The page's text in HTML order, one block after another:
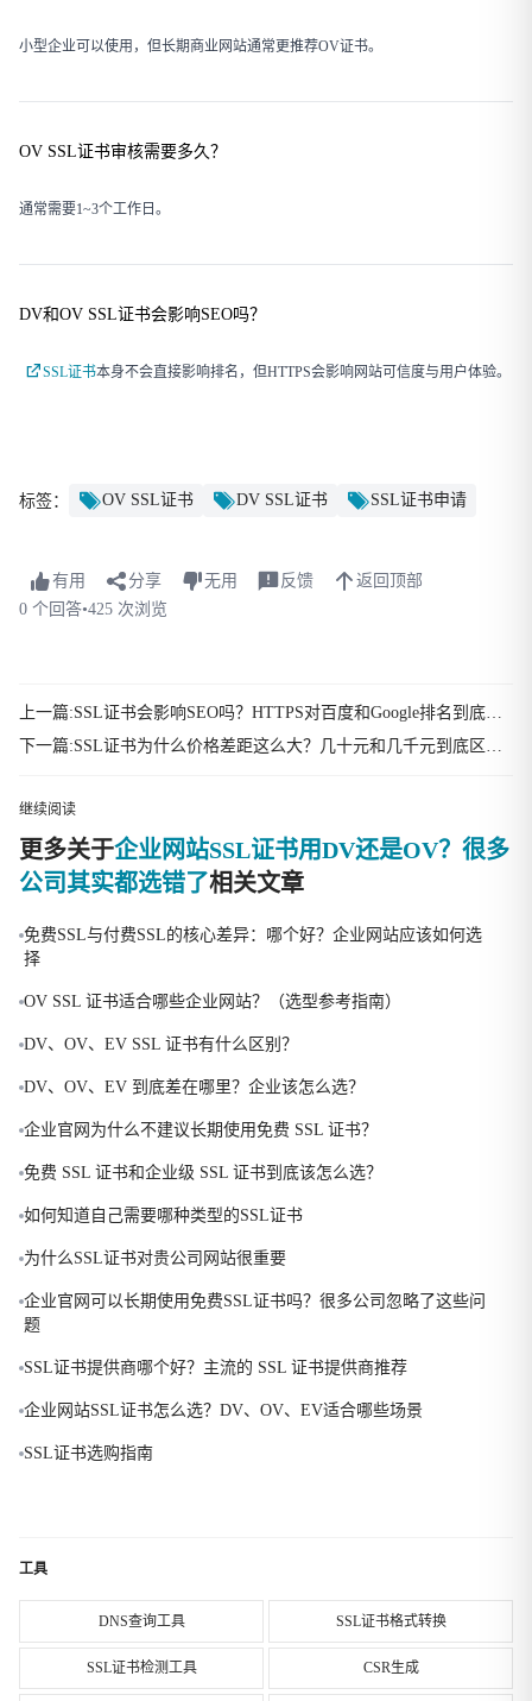
小型企业可以使用，但长期商业网站通常更推荐OV证书。
OV SSL证书审核需要多久？
通常需要1~3个工作日。
DV和OV SSL证书会影响SEO吗？
SSL证书本身不会直接影响排名，但HTTPS会影响网站可信度与用户体验。
标签： OV SSL证书 DV SSL证书 SSL证书申请
有用 分享 无用 反馈
返回顶部
0 个回答•425 次浏览
上一篇:SSL证书会影响SEO吗？HTTPS对百度和Google排名到底有没有用
下一篇:SSL证书为什么价格差距这么大？几十元和几千元到底区别在哪
继续阅读
更多关于企业网站SSL证书用DV还是OV？很多
公司其实都选错了相关文章
免费SSL与付费SSL的核心差异：哪个好？企业网站应该如何选
择
OV SSL 证书适合哪些企业网站？（选型参考指南）
DV、OV、EV SSL 证书有什么区别？
DV、OV、EV 到底差在哪里？企业该怎么选？
企业官网为什么不建议长期使用免费 SSL 证书？
免费 SSL 证书和企业级 SSL 证书到底该怎么选？
如何知道自己需要哪种类型的SSL证书
为什么SSL证书对贵公司网站很重要
企业官网可以长期使用免费SSL证书吗？很多公司忽略了这些问
题
SSL证书提供商哪个好？主流的 SSL 证书提供商推荐
企业网站SSL证书怎么选？DV、OV、EV适合哪些场景
SSL证书选购指南
工具
DNS查询工具 SSL证书格式转换
SSL证书检测工具 CSR生成